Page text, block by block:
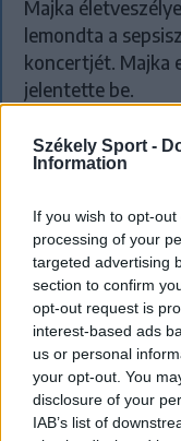
Székely Sport -
Information
If you wish to opt-
processing of your
targeted advertising
section to confirm
opt-out request is
interest-based ads
us or personal
your opt-out. You
disclosure of your
IAB’s list of
Majka
lemondta a
koncertjét. Majka
jelentette be.